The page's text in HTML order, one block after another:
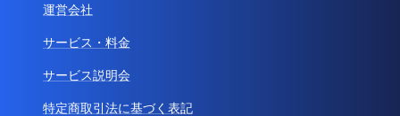
運営会社
サービス・料金
サービス説明会
特定商取引法に基づく表記